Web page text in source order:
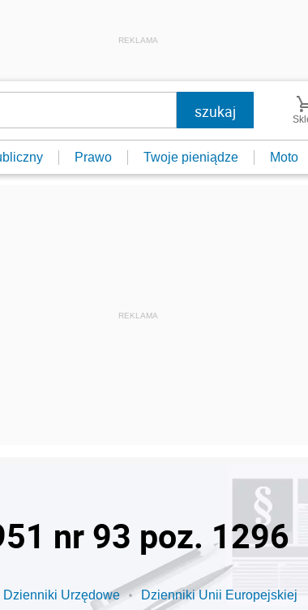
REKLAMA
Prawo Twoje pieniądze Moto
nr 93 poz. 1296
Dzienniki Urzędowe Dzienniki Unii Europejskiej